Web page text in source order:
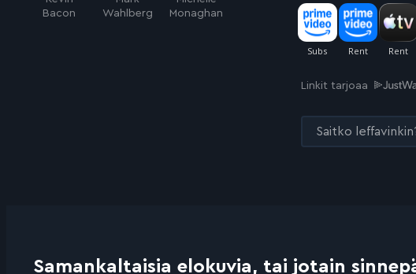
Bacon
Wahlberg
Monaghan
Linkit tarjoaa
Saitko
Samankaltaisia elokuvia, tai jotain